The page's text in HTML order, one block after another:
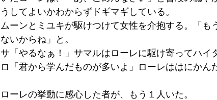
うしてよいかわからずドギマギしている。
ムーンとミユキが駆けつけて女性を介抱する。「も
ないからね」と。
サ「やるなぁ！」サマルはローレに駆け寄ってハイ
ロ「君から学んだものが多いよ」ローレははにかん
ローレの挙動に感心した者が、もう１人いた。